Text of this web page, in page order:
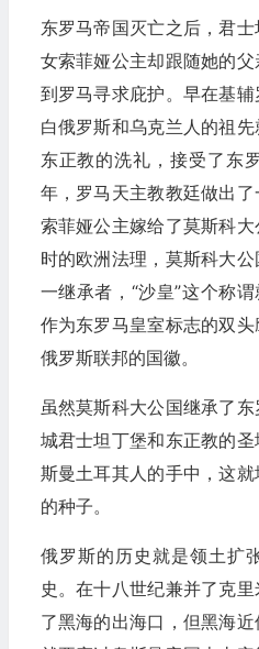
东罗马帝国灭亡之后，君
女索菲娅公主却跟随她的
到罗马寻求庇护。早在基辅
白俄罗斯和乌克兰人的祖
东正教的洗礼，接受了东
年，罗马天主教教廷做出
索菲娅公主嫁给了莫斯科
时的欧洲法理，莫斯科大
一继承者，“沙皇”这个称
作为东罗马皇室标志的双
俄罗斯联邦的国徽。
虽然莫斯科大公国继承了
城君士坦丁堡和东正教的
斯曼土耳其人的手中，这
的种子。
俄罗斯的历史就是领土扩
史。在十八世纪兼并了克
了黑海的出海口，但黑海